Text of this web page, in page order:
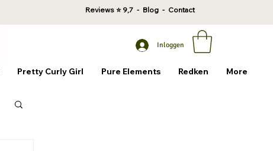
Reviews⭐ 9,7 - Blog- Contact
Inloggen
Pretty Curly Girl Pure Elements Redken More